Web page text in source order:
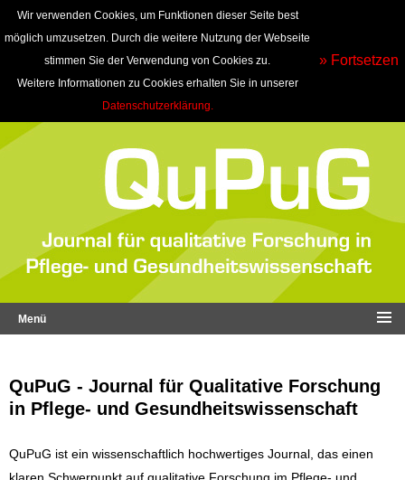
Wir verwenden Cookies, um Funktionen dieser Seite best
möglich umzusetzen. Durch die weitere Nutzung der Webseite
stimmen Sie der Verwendung von Cookies zu.
Weitere Informationen zu Cookies erhalten Sie in unserer
Datenschutzerklärung.
» Fortsetzen
Menü
QuPuG - Journal für Qualitative Forschung
in Pflege- und Gesundheitswissenschaft
QuPuG ist ein wissenschaftlich hochwertiges Journal, das einen